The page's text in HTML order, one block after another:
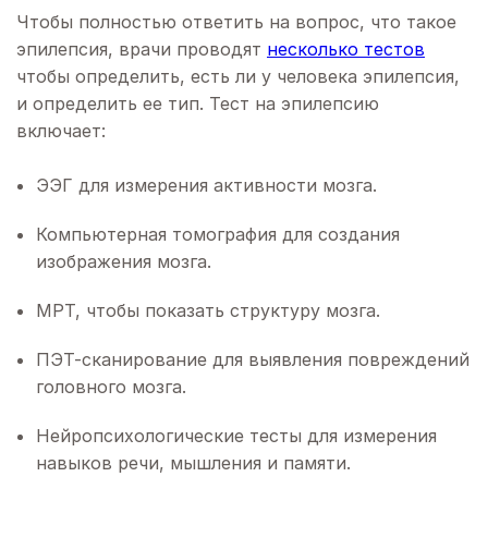
Чтобы полностью ответить на вопрос, что такое
эпилепсия, врачи проводят несколько тестов
чтобы определить, есть ли у человека эпилепсия,
и определить ее тип. Тест на эпилепсию
включает:
ЭЭГ для измерения активности мозга.
Компьютерная томография для создания
изображения мозга.
МРТ, чтобы показать структуру мозга.
ПЭТ-сканирование для выявления повреждений
головного мозга.
Нейропсихологические тесты для измерения
навыков речи, мышления и памяти.